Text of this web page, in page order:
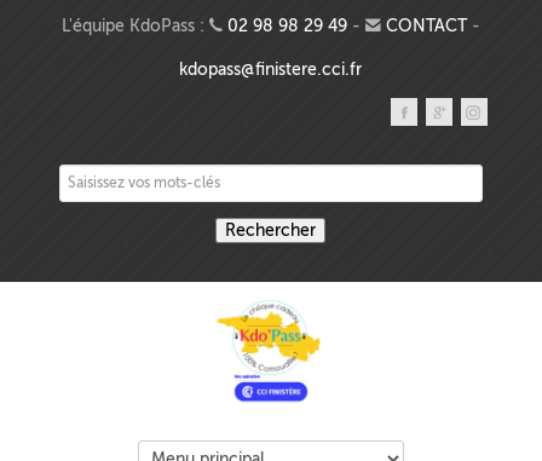
Aller au contenu principal
L'équipe KdoPass : 02 98 98 29 49- CONTACT-
kdopass@finistere.cci.fr
Saisissez vos mots-clés